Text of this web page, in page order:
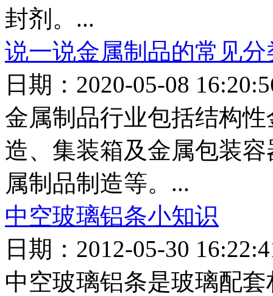
封剂。...
说一说金属制品的常见分
日期：2020-05-08
金属制品行业包括结构
造、集装箱及金属包装
属制品制造等。...
中空玻璃铝条小知识
日期：2012-05-30
中空玻璃铝条是玻璃配